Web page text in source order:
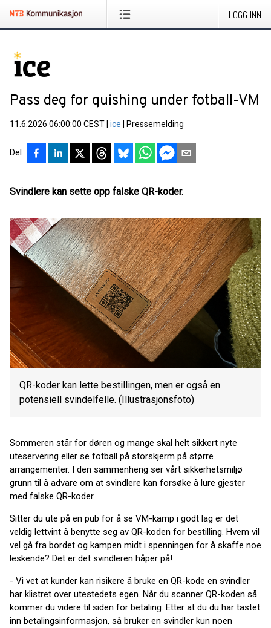
LOGG INN
Pass deg for quishing under fotball-VM
11.6.2026 06:00:00 CEST ice Pressemelding
Del
Svindlere kan sette opp falske QR-koder.
QR-koder kan lette bestillingen, men er også en
potensiell svindelfelle. (Illustrasjonsfoto)
Sommeren står for døren og mange skal helt sikkert nyte
uteservering eller se fotball på storskjerm på større
arrangementer. I den sammenheng ser vårt sikkerhetsmiljø
grunn til å advare om at svindlere kan forsøke å lure gjester
med falske QR-koder.
Sitter du ute på en pub for å se VM-kamp i godt lag er det
veldig lettvint å benytte seg av QR-koden for bestilling. Hvem vil
vel gå fra bordet og kampen midt i spenningen for å skaffe noe
leskende? Det er det svindleren håper på!
- Vi vet at kunder kan risikere å bruke en QR-kode en svindler
har klistret over utestedets egen. Når du scanner QR-koden så
kommer du videre til siden for betaling. Etter at du du har tastet
inn betalingsinformasjon, så bruker en svindler kun noen